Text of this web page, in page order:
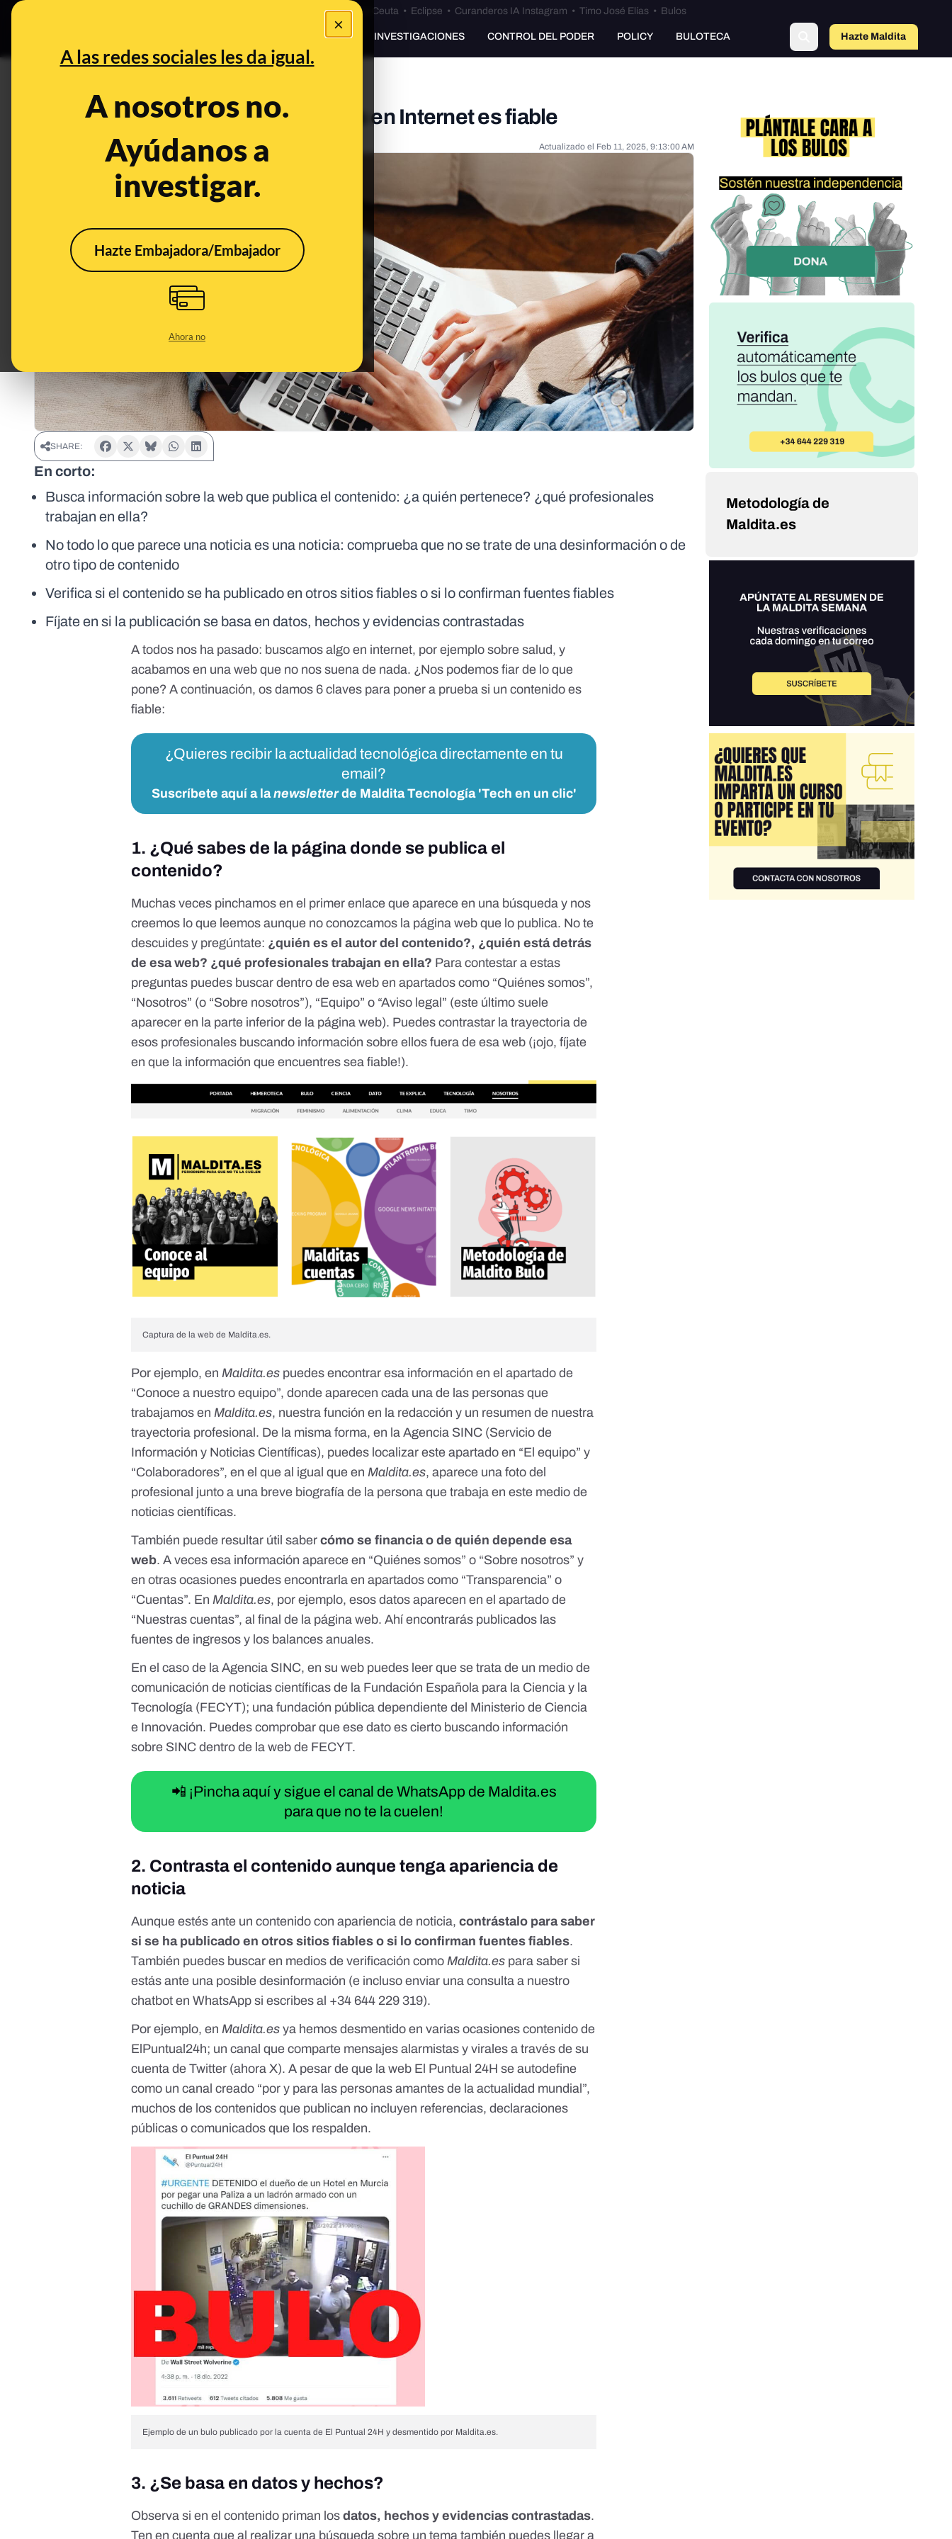
×
A las redes sociales les da igual.
A nosotros no.
Ayúdanos a
investigar.
Hazte Embajadora/Embajador
Ahora no
Especial Ceuta•Bulos Ceuta • Eclipse • Curanderos IA Instagram • Timo José Elías • Bulos
PREBUNKING INVESTIGACIONES CONTROL DEL PODER POLICY BULOTECA Hazte Maldito
Seis claves para saber si lo que ves en Internet es fiable
Apr 13, 2023, 5:13:32 PM Actualizado el Feb 11, 2025, 9:13:00 AM
SHARE:
En corto:
Busca información sobre la web que publica el contenido: ¿a quién pertenece? ¿qué profesionales
trabajan en ella?
No todo lo que parece una noticia es una noticia: comprueba que no se trate de una desinformación o de
otro tipo de contenido
Verifica si el contenido se ha publicado en otros sitios fiables o si lo confirman fuentes fiables
Fíjate en si la publicación se basa en datos, hechos y evidencias contrastadas
A todos nos ha pasado: buscamos algo en internet, por ejemplo sobre salud, y
acabamos en una web que no nos suena de nada. ¿Nos podemos fiar de lo que
pone? A continuación, os damos 6 claves para poner a prueba si un contenido es
fiable:
¿Quieres recibir la actualidad tecnológica directamente en tu
email?
Suscríbete aquí a lanewsletterde Maldita Tecnología 'Tech en un clic'
1. ¿Qué sabes de la página donde se publica el
contenido?
Muchas veces pinchamos en el primer enlace que aparece en una búsqueda y nos
creemos lo que leemos aunque no conozcamos la página web que lo publica. No te
descuides y pregúntate: ¿quién es el autor del contenido?, ¿quién está detrás
de esa web? ¿qué profesionales trabajan en ella? Para contestar a estas
preguntas puedes buscar dentro de esa web en apartados como “Quiénes somos”,
“Nosotros” (o “Sobre nosotros”), “Equipo” o “Aviso legal” (este último suele
aparecer en la parte inferior de la página web). Puedes contrastar la trayectoria de
esos profesionales buscando información sobre ellos fuera de esa web (¡ojo, fíjate
en que la información que encuentres sea fiable!).
Captura de la web de Maldita.es.
Por ejemplo, en Maldita.es puedes encontrar esa información en el apartado de
“Conoce a nuestro equipo”, donde aparecen cada una de las personas que
trabajamos en Maldita.es, nuestra función en la redacción y un resumen de nuestra
trayectoria profesional. De la misma forma, en laAgencia SINC (Servicio de
Información y Noticias Científicas), puedes localizar este apartado en “El equipo” y
“Colaboradores”, en el que al igual que en Maldita.es, aparece una foto del
profesional junto a una breve biografía de la persona que trabaja en este medio de
noticias científicas.
También puede resultar útil sabercómo se financia o de quién depende esa
web. A veces esa información aparece en “Quiénes somos” o “Sobre nosotros” y
en otras ocasiones puedes encontrarla en apartados como “Transparencia” o
“Cuentas”. En Maldita.es, por ejemplo, esos datos aparecen en el apartado de
“Nuestras cuentas”, al final de la página web. Ahí encontrarás publicados las
fuentes de ingresos y los balances anuales.
En el caso de la Agencia SINC, en suweb puedes leer que se trata de un medio de
comunicación de noticias científicas de la Fundación Española para la Ciencia y la
Tecnología (FECYT); una fundación pública dependiente del Ministerio de Ciencia
e Innovación. Puedes comprobar que ese dato es cierto buscando información
sobre SINCdentro de la web de FECYT.
📲 ¡Pincha aquí y sigue el canal de WhatsApp de Maldita.es
para que no te la cuelen!
2. Contrasta el contenido aunque tenga apariencia de
noticia
Aunque estés ante un contenido con apariencia de noticia,contrástalo para saber
si se ha publicado en otros sitios fiables o si lo confirman fuentes fiables.
También puedes buscar en medios de verificación como Maldita.es para saber si
estás ante una posible desinformación (e incluso enviar una consulta a nuestro
chatbot en WhatsApp si escribes al +34 644 229 319).
Por ejemplo, en Maldita.es ya hemos desmentido en varias ocasiones contenido de
ElPuntual24h; un canal que comparte mensajes alarmistas y virales a través de su
cuenta de Twitter (ahora X). A pesar de que la web El Puntual 24H se autodefine
como un canal creado “por y para las personas amantes de la actualidad mundial”,
muchos de los contenidos que publican no incluyen referencias, declaraciones
públicas o comunicados que los respalden.
Ejemplo de un bulo publicado por la cuenta de El Puntual 24H y desmentido por Maldita.es.
3. ¿Se basa en datos y hechos?
Observa si en el contenido priman losdatos, hechos y evidencias contrastadas.
Ten en cuenta que al realizar una búsqueda sobre un tema también puedes llegar a
Metodología de
Maldita.es